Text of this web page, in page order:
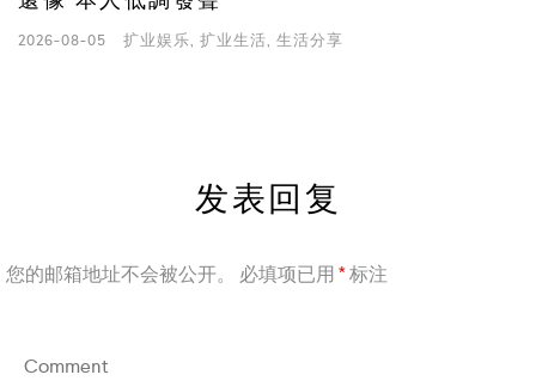
2026-08-05 扩业娱乐, 扩业生活, 生活分享
发表回复
您的邮箱地址不会被公开。 必填项已用 *标注